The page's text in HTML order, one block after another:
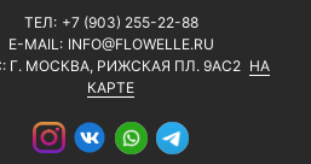
ТЕЛ: +7 (903) 255-22-88
E-MAIL: INFO@FLOWELLE.RU
Г. МОСКВА, РИЖСКАЯ ПЛ. 9АС2 НА
КАРТЕ